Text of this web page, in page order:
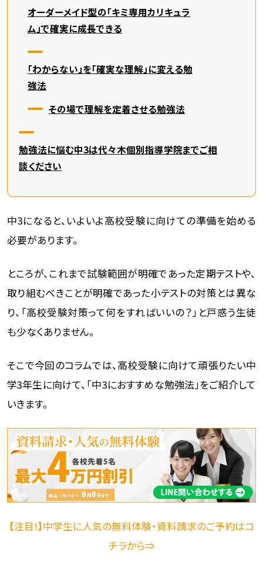
オーダーメイド型の「キミ専用カリキュラ
ム」で確実に成長できる
「わからない」を「確実な理解」に変える勉
強法
その場で理解を定着させる勉強法
勉強法に悩む中3は代々木個別指導学院までご相
談ください
中3になると、いよいよ高校受験に向けての準備を始める
必要があります。
ところが、これまで試験範囲が明確であった定期テストや、
取り組むべきことが明確であった小テストの対策とは異な
り、「高校受験対策って何をすればいいの？」と戸惑う生徒
も少なくありません。
そこで今回のコラムでは、高校受験に向けて頑張りたい中
学3年生に向けて、「中3におすすめな勉強法」をご紹介して
いきます。
【注目!】中学生に人気の無料体験・資料請求のご予約はコ
チラから⇒